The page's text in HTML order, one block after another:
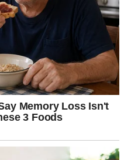
svojoj intuiciji jer će vas
samopouzdanje
pohvale, priznanja i
Mnogi ljudi iz vašeg
ste sposobni i koliko